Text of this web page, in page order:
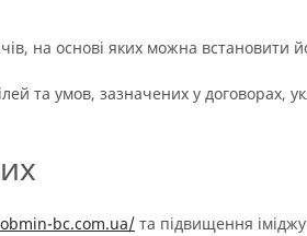
на основі яких можна встановити
та умов, зазначених у договорах,
bc.com.ua/ та підвищення